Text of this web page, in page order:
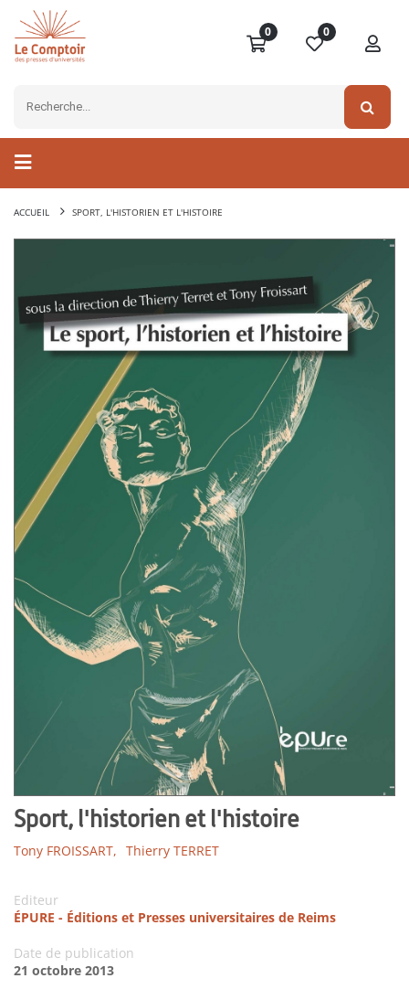
0 0
ACCUEIL SPORT, L'HISTORIEN ET L'HISTOIRE
Sport, l'historien et l'histoire
Tony FROISSART, Thierry TERRET
Editeur
ÉPURE - Éditions et Presses universitaires de Reims
Date de publication
21 octobre 2013